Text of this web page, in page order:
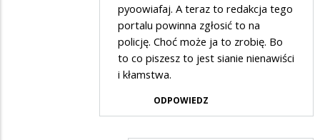
pyoowiafaj. A teraz to redakcja tego
portalu powinna zgłosić to na
policję. Choć może ja to zrobię. Bo
to co piszesz to jest sianie nienawiści
i kłamstwa.
ODPOWIEDZ